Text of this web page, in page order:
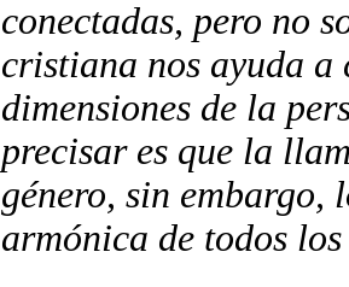
conectadas, pero no
cristiana nos ayuda
dimensiones de la
precisar es que la
género, sin
armónica de todos